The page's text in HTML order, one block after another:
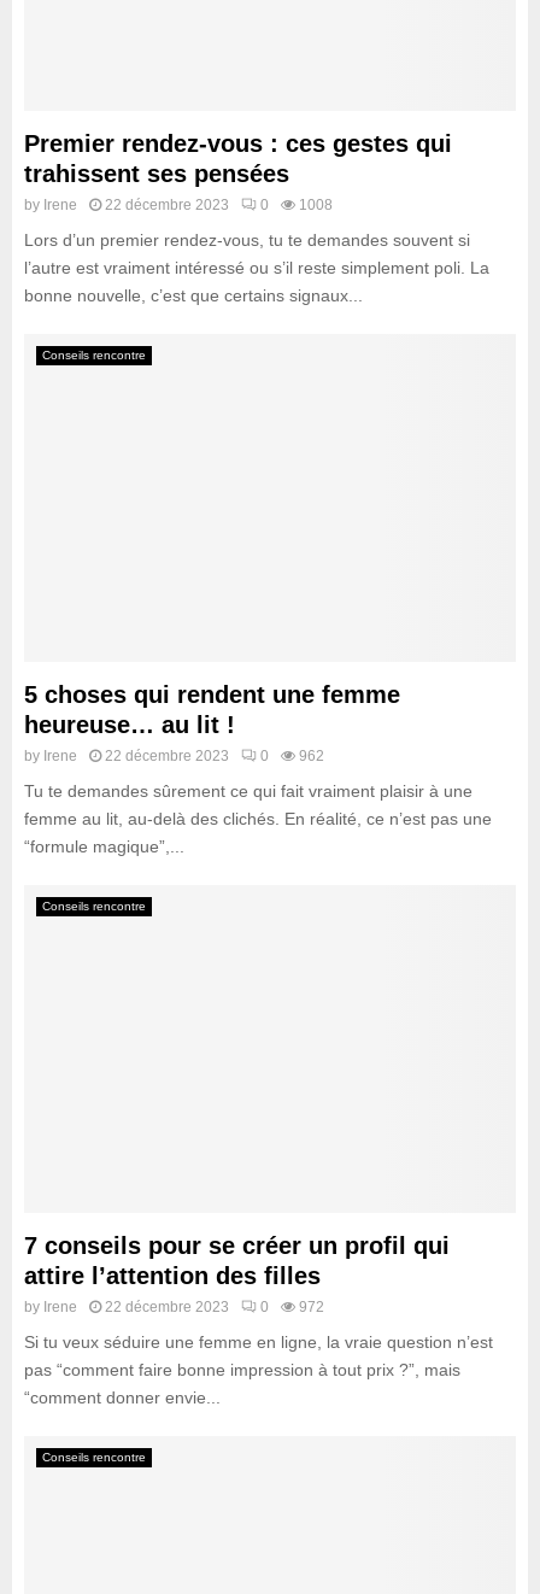
Premier rendez-vous : ces gestes qui
trahissent ses pensées
by Irene 22 décembre 2023 0 1008
Lors d’un premier rendez-vous, tu te demandes souvent si
l’autre est vraiment intéressé ou s’il reste simplement poli. La
bonne nouvelle, c’est que certains signaux...
Conseils rencontre
5 choses qui rendent une femme
heureuse… au lit !
by Irene 22 décembre 2023 0 962
Tu te demandes sûrement ce qui fait vraiment plaisir à une
femme au lit, au-delà des clichés. En réalité, ce n’est pas une
“formule magique”,...
Conseils rencontre
7 conseils pour se créer un profil qui
attire l’attention des filles
by Irene 22 décembre 2023 0 972
Si tu veux séduire une femme en ligne, la vraie question n’est
pas “comment faire bonne impression à tout prix ?”, mais
“comment donner envie...
Conseils rencontre